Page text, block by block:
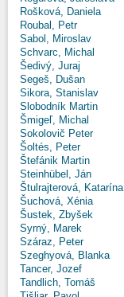
Rošková, Daniela
Roubal, Petr
Sabol, Miroslav
Schvarc, Michal
Šedivý, Juraj
Segeš, Dušan
Sikora, Stanislav
Slobodník Martin
Šmigeľ, Michal
Sokolovič Peter
Šoltés, Peter
Štefánik Martin
Steinhübel, Ján
Štulrajterová, Katarína
Šuchová, Xénia
Šustek, Zbyšek
Syrný, Marek
Száraz, Peter
Szeghyová, Blanka
Tancer, Jozef
Tandlich, Tomáš